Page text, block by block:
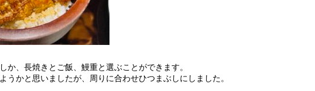
か、長焼きとご飯、鰻重と選ぶことができます。
うかと思いましたが、周りに合わせひつまぶしにしました。